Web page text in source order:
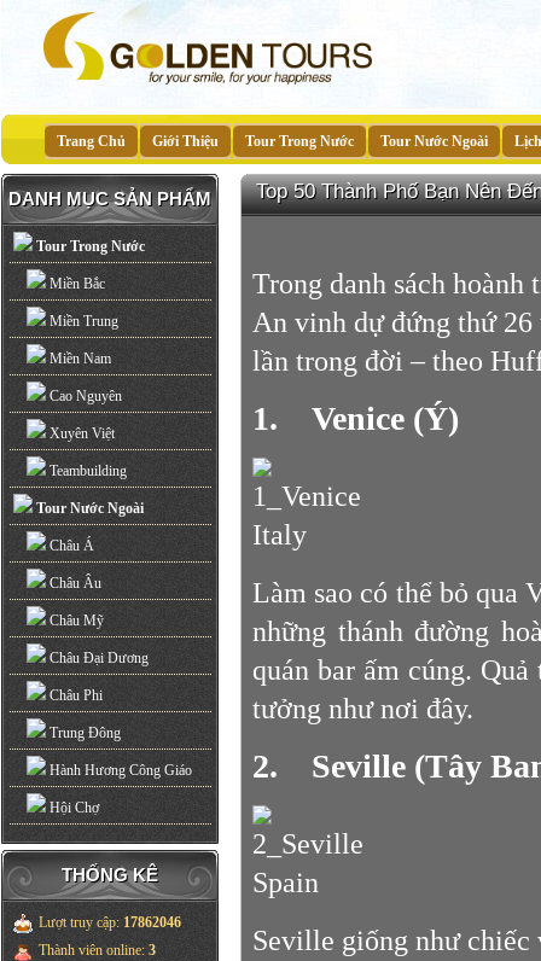
Trang Chủ Giới Thiệu Tour Trong Nước Tour Nước Ngoài
DANH MỤC SẢN PHẨM
Tour Trong Nước
Miền Bắc
Miền Trung
Miền Nam
Cao Nguyên
Xuyên Việt
Teambuilding
Tour Nước Ngoài
Châu Á
Châu Âu
Châu Mỹ
Châu Đại Dương
Châu Phi
Trung Đông
Hành Hương Công Giáo
Hội Chợ
THỐNG KÊ
Lượt truy cập: 17862046
Thành viên online: 3
Top 50 Thành Phố Bạn Nên
Trong danh sách
An vinh dự đứng thứ 26
lần trong đời – theo
1. Venice (Ý)
Làm sao có thể bỏ qua
những thánh đường
quán bar ấm cúng.
tưởng như nơi đây.
2. Seville (Tây
Seville giống như chiếc